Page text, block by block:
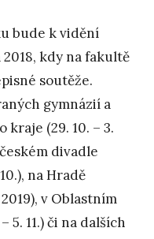
bude k vidění
2018, kdy na fakultě
soutěže.
gymnázií a
(29. 10. – 3.
divadle
na Hradě
v Oblastním
5. 11.) či na dalších